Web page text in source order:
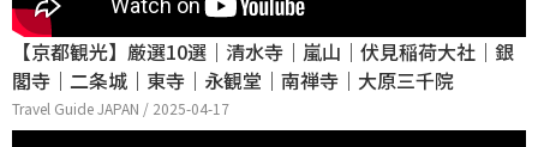
【京都観光】厳選10選｜清水寺｜嵐山｜伏見稲荷大社｜銀
閣寺｜二条城｜東寺｜永観堂｜南禅寺｜大原三千院
Travel Guide JAPAN / 2025-04-17